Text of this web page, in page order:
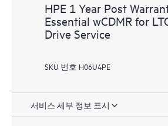
HPE 1 Year Post
Essential wCDMR for
Drive Service
SKU 번호 H06U4PE
서비스 세부 정보 표시